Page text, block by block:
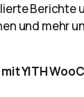
Berichte
und mehr
YITH